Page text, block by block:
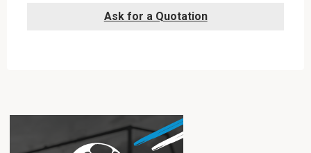
Ask for a Quotation